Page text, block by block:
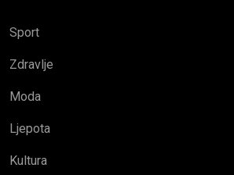
Sport
Zdravlje
Moda
Ljepota
Kultura